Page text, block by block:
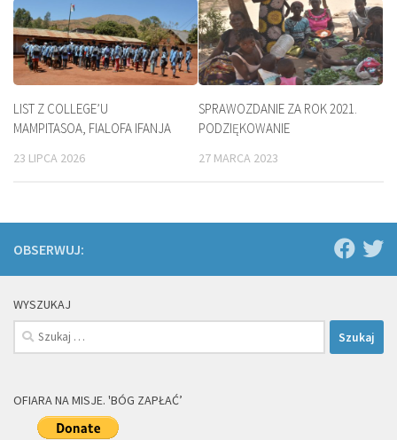
LIST Z COLLEGE’U
MAMPITASOA, FIALOFA IFANJA
23 LIPCA 2026
SPRAWOZDANIE ZA ROK 2021.
PODZIĘKOWANIE
27 MARCA 2023
OBSERWUJ:
WYSZUKAJ
Szukaj:
OFIARA NA MISJE. 'BÓG ZAPŁAĆ’